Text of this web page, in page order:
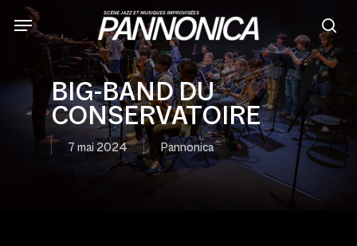
BIG-BAND DU
CONSERVATOIRE
7 mai 2024 Pannonica